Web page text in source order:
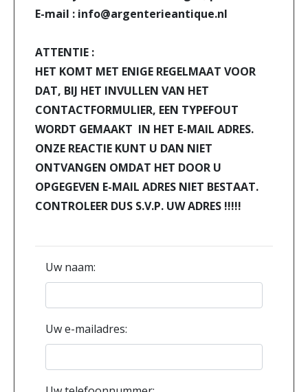
E-mail : info@argenterieantique.nl
ATTENTIE :
HET KOMT MET ENIGE REGELMAAT VOOR
DAT, BIJ HET INVULLEN VAN HET
CONTACTFORMULIER, EEN TYPEFOUT
WORDT GEMAAKT IN HET E-MAIL ADRES.
ONZE REACTIE KUNT U DAN NIET
ONTVANGEN OMDAT HET DOOR U
OPGEGEVEN E-MAIL ADRES NIET BESTAAT.
CONTROLEER DUS S.V.P. UW ADRES !!!!!
Uw naam:
Uw e-mailadres: